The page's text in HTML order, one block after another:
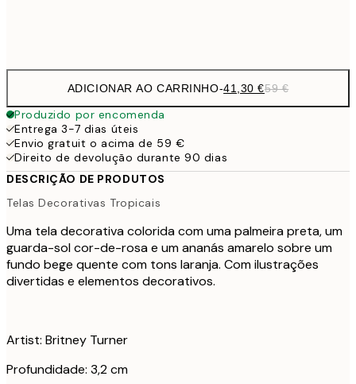
ADICIONAR AO CARRINHO-41,30 €59 €
Produzido por encomenda
Entrega 3-7 dias úteis
Envio gratuit o acima de 59 €
Direito de devolução durante 90 dias
DESCRIÇÃO DE PRODUTOS
Telas Decorativas Tropicais
Uma tela decorativa colorida com uma palmeira preta, um
guarda-sol cor-de-rosa e um ananás amarelo sobre um
fundo bege quente com tons laranja. Com ilustrações
divertidas e elementos decorativos.
Artist: Britney Turner
Profundidade: 3,2 cm